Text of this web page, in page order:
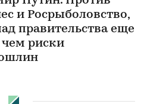
и Росрыболовство,
правительства еще
чем риски